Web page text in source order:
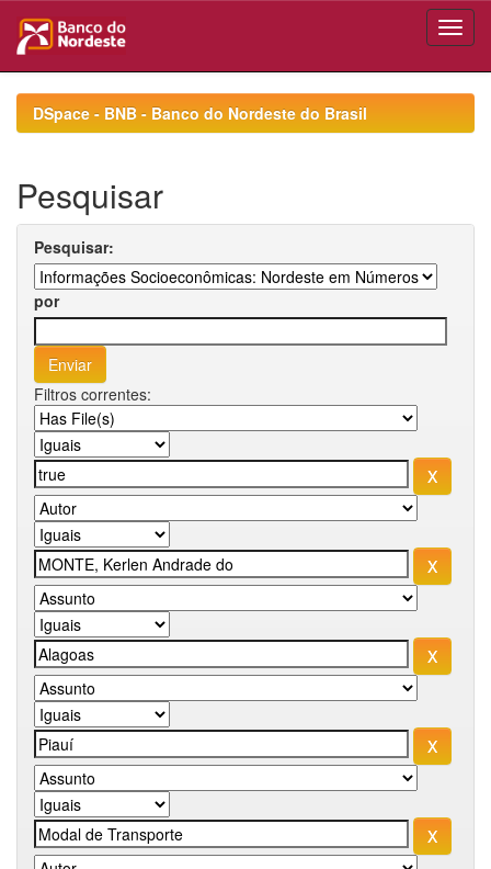
navigationDSpace - BNB - Banco do Nordeste do Brasil
Pesquisar
Pesquisar:
por
Filtros correntes: